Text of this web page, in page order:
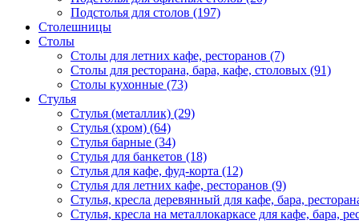
Подстолья для столов (197)
Столешницы
Столы
Столы для летних кафе, ресторанов (7)
Столы для ресторана, бара, кафе, столовых (91)
Столы кухонные (73)
Стулья
Стулья (металлик) (29)
Стулья (хром) (64)
Стулья барные (34)
Стулья для банкетов (18)
Стулья для кафе, фуд-корта (12)
Стулья для летних кафе, ресторанов (9)
Стулья, кресла деревянный для кафе, бара,
Стулья, кресла на металлокаркасе для кафе, бара,